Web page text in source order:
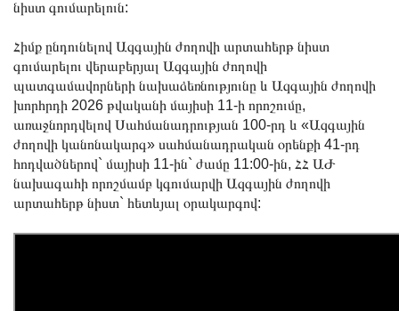
նիստ գումարելուն:
Հիմք ընդունելով Ազգային ժողովի արտահերթ նիստ
գումարելու վերաբերյալ Ազգային ժողովի
պատգամավորների նախաձեռնությունը և Ազգային ժողովի
խորհրդի 2026 թվականի մայիսի 11-ի որոշումը,
առաջնորդվելով Սահմանադրության 100-րդ և «Ազգային
ժողովի կանոնակարգ» սահմանադրական օրենքի 41-րդ
հոդվածներով` մայիսի 11-ին` ժամը 11:00-ին, ՀՀ ԱԺ
նախագահի որոշմամբ կգումարվի Ազգային ժողովի
արտահերթ նիստ` հետևյալ օրակարգով: